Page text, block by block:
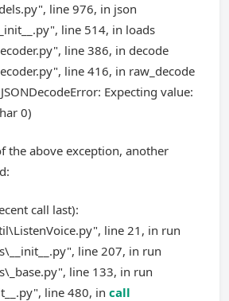
line 976, in json
line 514, in loads
line 386, in decode
line 416, in raw_decode
Expecting value:
0)
the above exception, another
call last):
line 21, in run
line 207, in run
line 133, in run
line 480, in call